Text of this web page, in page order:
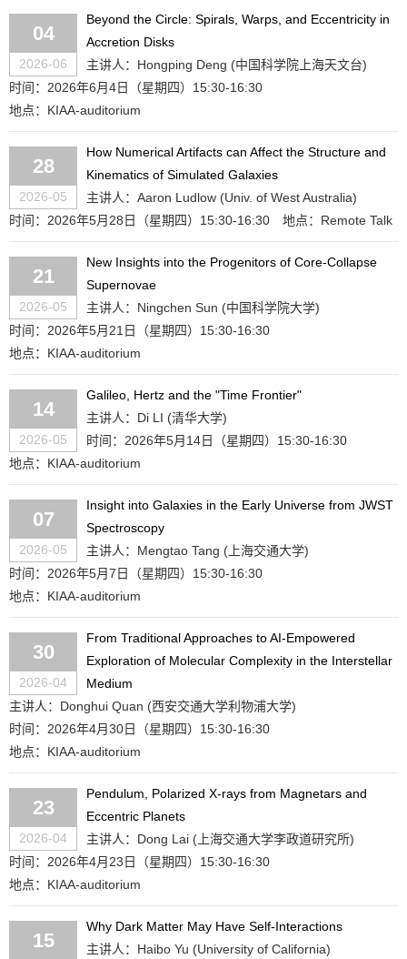
04
2026-06
Beyond the Circle: Spirals, Warps, and Eccentricity in
Accretion Disks
主讲人：Hongping Deng (中国科学院上海天文台)
时间：2026年6月4日（星期四）15:30-16:30
地点：KIAA-auditorium
28
2026-05
How Numerical Artifacts can Affect the Structure and
Kinematics of Simulated Galaxies
主讲人：Aaron Ludlow (Univ. of West Australia)
时间：2026年5月28日（星期四）15:30-16:30
地点：Remote Talk
21
2026-05
New Insights into the Progenitors of Core-Collapse
Supernovae
主讲人：Ningchen Sun (中国科学院大学)
时间：2026年5月21日（星期四）15:30-16:30
地点：KIAA-auditorium
14
2026-05
Galileo, Hertz and the "Time Frontier"
主讲人：Di LI (清华大学)
时间：2026年5月14日（星期四）15:30-16:30
地点：KIAA-auditorium
07
2026-05
Insight into Galaxies in the Early Universe from JWST
Spectroscopy
主讲人：Mengtao Tang (上海交通大学)
时间：2026年5月7日（星期四）15:30-16:30
地点：KIAA-auditorium
30
2026-04
From Traditional Approaches to AI-Empowered
Exploration of Molecular Complexity in the Interstellar
Medium
主讲人：Donghui Quan (西安交通大学利物浦大学)
时间：2026年4月30日（星期四）15:30-16:30
地点：KIAA-auditorium
23
2026-04
Pendulum, Polarized X-rays from Magnetars and
Eccentric Planets
主讲人：Dong Lai (上海交通大学李政道研究所)
时间：2026年4月23日（星期四）15:30-16:30
地点：KIAA-auditorium
15
Why Dark Matter May Have Self-Interactions
主讲人：Haibo Yu (University of California)